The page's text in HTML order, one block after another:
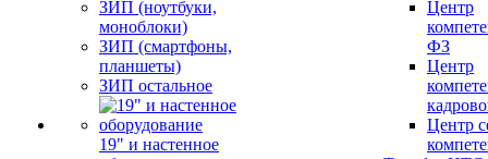
ЗИП (ноутбуки,
моноблоки)
ЗИП (смартфоны,
планшеты)
ЗИП остальное
19" и настенное
Центр
ФЗ
Центр
Центр